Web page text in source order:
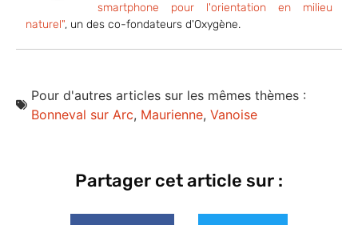
smartphone pour l'orientation en milieu
naturel", un des co-fondateurs d'Oxygène.
Pour d'autres articles sur les mêmes thèmes :
Bonneval sur Arc, Maurienne, Vanoise
Partager cet article sur :